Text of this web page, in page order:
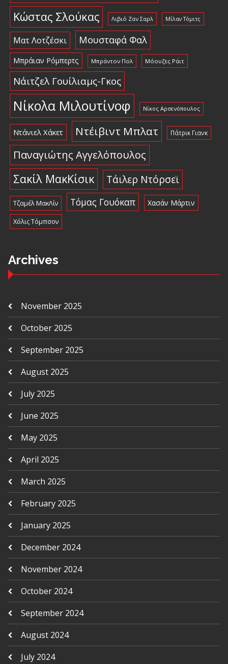
Κώστας Σλούκας Λιβιό Ζαν Σαρλ Μίλαν Τόμιτς
Ματ Λοτζέσκι Μουσταφά Φαλ
Μπράιαν Ρόμπερτς Μπράντον Πολ Μόουζες Ράιτ
Νάιτζελ Γουίλιαμς-Γκος
Νίκολα Μιλουτίνοφ Νίκος Αρσενόπουλος
Ντάνιελ Χάκετ Ντέιβιντ Μπλατ Πάτρικ Γιανκ
Παναγιώτης Αγγελόπουλος
Σακίλ ΜακΚίσικ Τάιλερ Ντόρσεϊ
Τζαμέλ ΜακΛίν Τόμας Γουόκαπ Χασάν Μάρτιν
Χόλις Τόμπσον
Archives
November 2025
October 2025
September 2025
August 2025
July 2025
June 2025
May 2025
April 2025
March 2025
February 2025
January 2025
December 2024
November 2024
October 2024
September 2024
August 2024
July 2024